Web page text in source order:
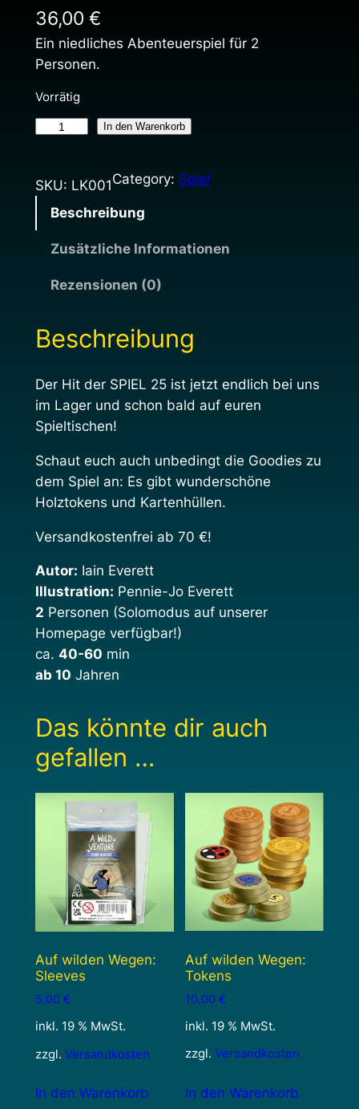
36,00 €
Ein niedliches Abenteuerspiel für 2
Personen.
Vorrätig
w
l
e
e
n
M
n
g
e
In den Warenkorb
SKU: LK001Category: Spiel
Beschreibung
Zusätzliche Informationen
Rezensionen (0)
Beschreibung
Der Hit der SPIEL 25 ist jetzt endlich bei uns
im Lager und schon bald auf euren
Spieltischen!
Schaut euch auch unbedingt die Goodies zu
dem Spiel an: Es gibt wunderschöne
Holztokens und Kartenhüllen.
Versandkostenfrei ab 70 €!
Autor: Iain Everett
Illustration: Pennie-Jo Everett
2 Personen (Solomodus auf unserer
Homepage verfügbar!)
ca. 40-60 min
ab 10 Jahren
Das könnte dir auch
gefallen …
Auf wilden Wegen:
Sleeves
5,00 €
inkl. 19 % MwSt.
zzgl. Versandkosten
In den Warenkorb
Auf wilden Wegen:
Tokens
10,00€
inkl. 19 % MwSt.
zzgl.Versandkosten
In den Warenkorb